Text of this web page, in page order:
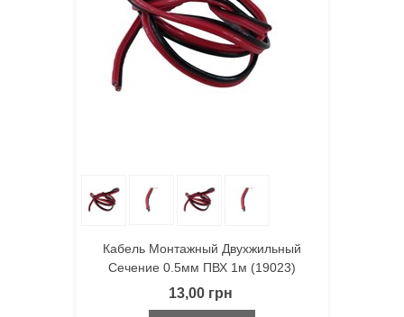
Кабель Монтажный Двухжильный
Сечение 0.5мм ПВХ 1м (19023)
13,00 грн